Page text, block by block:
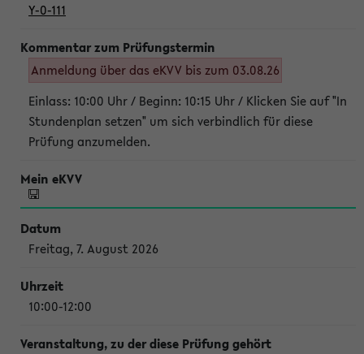
Y-0-111
Anmeldung über das eKVV bis zum 03.08.26
Einlass: 10:00 Uhr / Beginn: 10:15 Uhr / Klicken Sie auf "In
Stundenplan setzen" um sich verbindlich für diese
Prüfung anzumelden.
Freitag, 7. August 2026
10:00-12:00